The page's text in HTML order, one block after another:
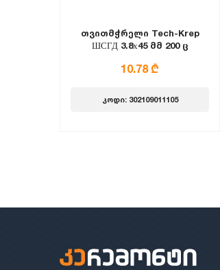
თვითმჭრელი Tech-Krep
ШСГД 3.8х45 მმ 200 ც
10.78 ₾
კოდი: 302109011105